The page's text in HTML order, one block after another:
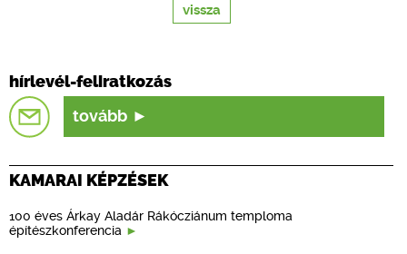
vissza
hírlevél-feliratkozás
tovább
KAMARAI KÉPZÉSEK
100 éves Árkay Aladár Rákócziánum temploma
építészkonferencia